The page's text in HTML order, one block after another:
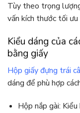
Tùy theo trọng
vấn kích thước tối
Kiểu dáng của
bằng giấy
Hộp giấy đựng trái
dáng để phù hợp
Hộp nắp gài: